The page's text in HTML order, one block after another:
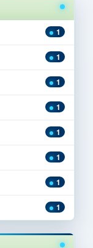
1
1
1
1
1
1
1
1